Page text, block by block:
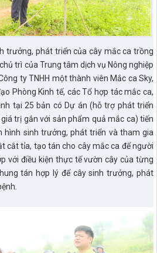
trưởng, phát triển của cây mắc ca trồng
trì của Trung tâm dịch vụ Nông nghiệp
ty TNHH một thành viên Mắc ca Sky,
Phòng Kinh tế, các Tổ hợp tác mắc ca,
tại 25 bản có Dự án (hỗ trợ phát triển
trị gắn với sản phẩm quả mắc ca) tiến
hình sinh trưởng, phát triển và tham gia
cắt tỉa, tạo tán cho cây mắc ca để người
với điều kiện thực tế vườn cây của từng
tán hợp lý để cây sinh trưởng, phát